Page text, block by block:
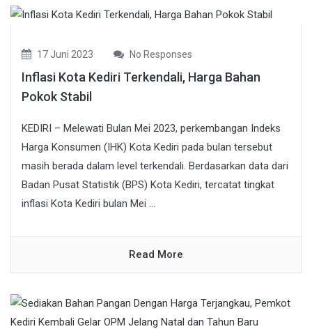
17 Juni 2023 No Responses
Inflasi Kota Kediri Terkendali, Harga Bahan
Pokok Stabil
KEDIRI – Melewati Bulan Mei 2023, perkembangan Indeks
Harga Konsumen (IHK) Kota Kediri pada bulan tersebut
masih berada dalam level terkendali. Berdasarkan data dari
Badan Pusat Statistik (BPS) Kota Kediri, tercatat tingkat
inflasi Kota Kediri bulan Mei ...
Read More